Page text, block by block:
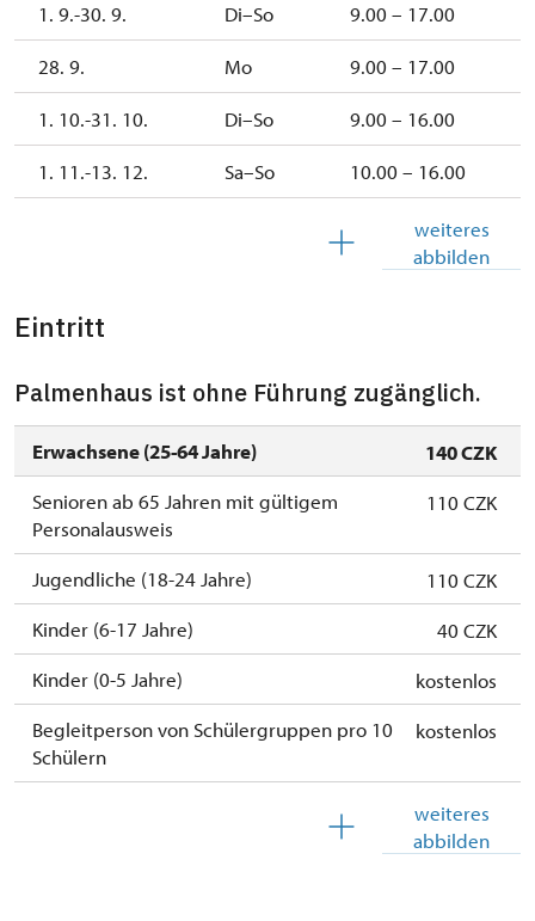
1. 9.-30. 9. Di–So 9.00 – 17.00
28. 9. Mo 9.00 – 17.00
1. 10.-31. 10. Di–So 9.00 – 16.00
1. 11.-13. 12. Sa–So 10.00 – 16.00
10.00 – 16.00
geschlossen
1. 1.-31. 1. geschlossen
weiteres
abbilden
Eintritt
Palmenhaus ist ohne Führung zugänglich.
Erwachsene (25-64 Jahre)
140 CZK
Senioren ab 65 Jahren mit gültigem
Personalausweis
110 CZK
Jugendliche (18-24 Jahre)
110 CZK
Kinder (6-17 Jahre)
40 CZK
Kinder (0-5 Jahre)
kostenlos
Begleitperson von Schülergruppen pro 10
Schülern
kostenlos
Reiseleiter mit Gruppe ab 15 oder mehr
kostenlos
weiteres
abbilden